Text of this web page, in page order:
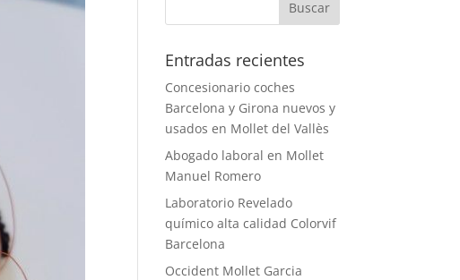
Entradas recientes
Concesionario coches
Barcelona y Girona nuevos y
usados en Mollet del Vallès
Abogado laboral en Mollet
Manuel Romero
Laboratorio Revelado
químico alta calidad Colorvif
Barcelona
Occident Mollet Garcia